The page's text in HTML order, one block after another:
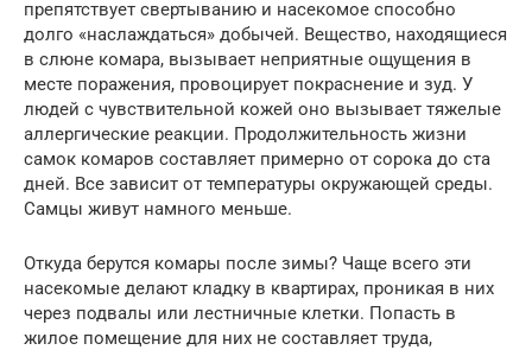
препятствует свертыванию и насекомое способно
долго «наслаждаться» добычей. Вещество, находящиеся
в слюне комара, вызывает неприятные ощущения в
месте поражения, провоцирует покраснение и зуд. У
людей с чувствительной кожей оно вызывает тяжелые
аллергические реакции. Продолжительность жизни
самок комаров составляет примерно от сорока до ста
дней. Все зависит от температуры окружающей среды.
Самцы живут намного меньше.
Откуда берутся комары после зимы? Чаще всего эти
насекомые делают кладку в квартирах, проникая в них
через подвалы или лестничные клетки. Попасть в
жилое помещение для них не составляет труда,